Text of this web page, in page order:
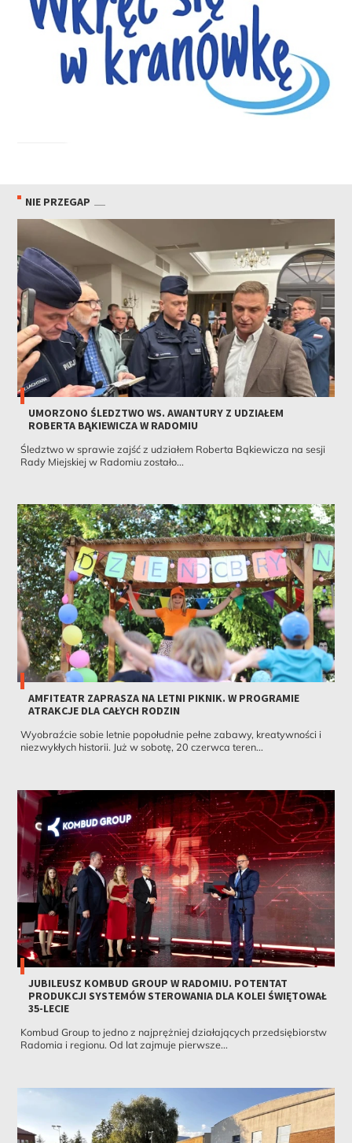
NIE PRZEGAP
UMORZONO ŚLEDZTWO WS. AWANTURY Z UDZIAŁEM
ROBERTA BĄKIEWICZA W RADOMIU
Śledztwo w sprawie zajść z udziałem Roberta Bąkiewicza na sesji
Rady Miejskiej w Radomiu zostało...
AMFITEATR ZAPRASZA NA LETNI PIKNIK. W PROGRAMIE
ATRAKCJE DLA CAŁYCH RODZIN
Wyobraźcie sobie letnie popołudnie pełne zabawy, kreatywności i
niezwykłych historii. Już w sobotę, 20 czerwca teren...
JUBILEUSZ KOMBUD GROUP W RADOMIU. POTENTAT
PRODUKCJI SYSTEMÓW STEROWANIA DLA KOLEI ŚWIĘTOWAŁ
35-LECIE
Kombud Group to jedno z najprężniej działających przedsiębiorstw
Radomia i regionu. Od lat zajmuje pierwsze...